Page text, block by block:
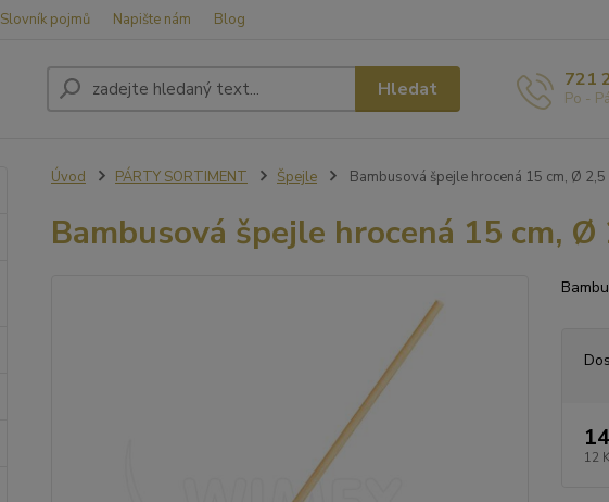
Slovník pojmů Napište nám Blog
Hledat 721
Po -
Úvod PÁRTY SORTIMENT Špejle Bambusová špejle hrocená 15 cm, Ø
Bambusová špejle hrocená 15 cm,
12